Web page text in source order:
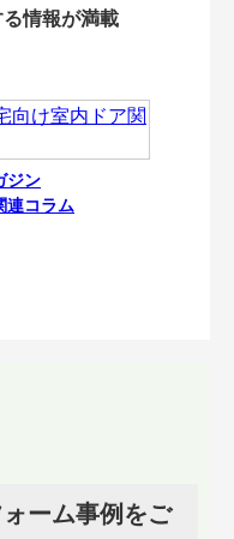
情報が満載
ジン
連コラム
ーム事例をご